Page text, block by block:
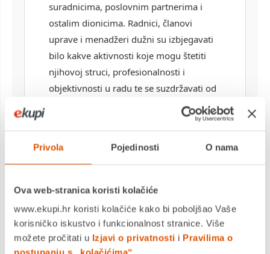
Privola Pojedinosti O nama
Ova web-stranica koristi kolačiće
www.ekupi.hr koristi kolačiće kako bi poboljšao Vaše
korisničko iskustvo i funkcionalnost stranice. Više
možete pročitati u Izjavi o privatnosti i Pravilima o
suradnicima, poslovnim partnerima i
ostalim dionicima. Radnici, članovi
uprave i menadžeri dužni su izbjegavati
bilo kakve aktivnosti koje mogu štetiti
njihovoj struci, profesionalnosti i
objektivnosti u radu te se suzdržavati od
aktivnosti koje su suprotne interesima
Svako netočno prikazivanje činjenica,
prikrivanje i zadržavanje podataka i
korist za sebe ili drugoga ili štetili
interesima Društva strogo je zabranjeno.
Radnici, članovi uprave i menadžeri su se
dužni prema kolegama, suradnicima i